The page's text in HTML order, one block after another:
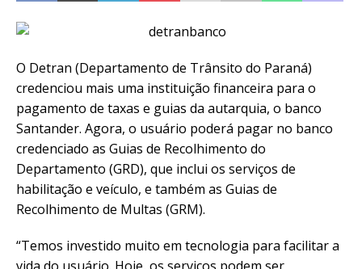
O Detran (Departamento de Trânsito do Paraná)
credenciou mais uma instituição financeira para o
pagamento de taxas e guias da autarquia, o banco
Santander. Agora, o usuário poderá pagar no banco
credenciado as Guias de Recolhimento do
Departamento (GRD), que inclui os serviços de
habilitação e veículo, e também as Guias de
Recolhimento de Multas (GRM).
“Temos investido muito em tecnologia para facilitar a